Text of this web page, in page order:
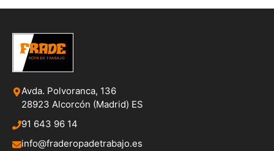
Avda. Polvoranca, 136
28923 Alcorcón (Madrid) ES
91 643 96 14
info@fraderopadetrabajo.es